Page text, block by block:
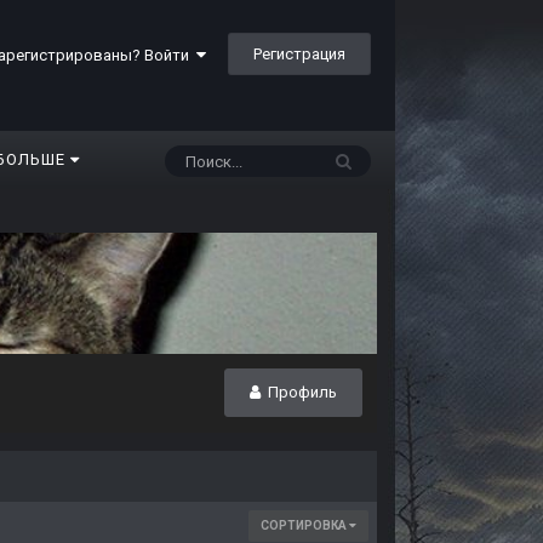
Войти Регистрация
Профиль
СОРТИРОВКА